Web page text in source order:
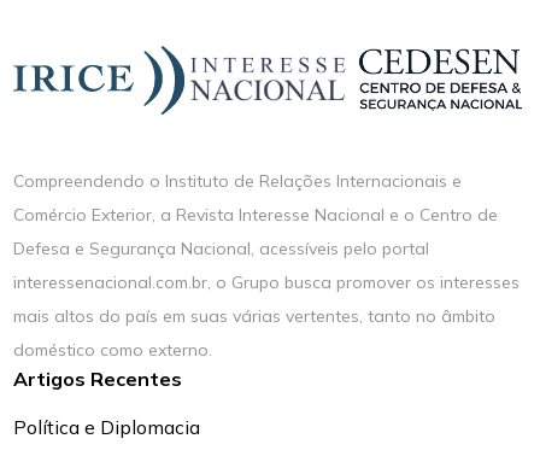
Compreendendo o Instituto de Relações Internacionais e
Comércio Exterior, a Revista Interesse Nacional e o Centro de
Defesa e Segurança Nacional, acessíveis pelo portal
interessenacional.com.br, o Grupo busca promover os interesses
mais altos do país em suas várias vertentes, tanto no âmbito
doméstico como externo.
Artigos Recentes
Política e Diplomacia